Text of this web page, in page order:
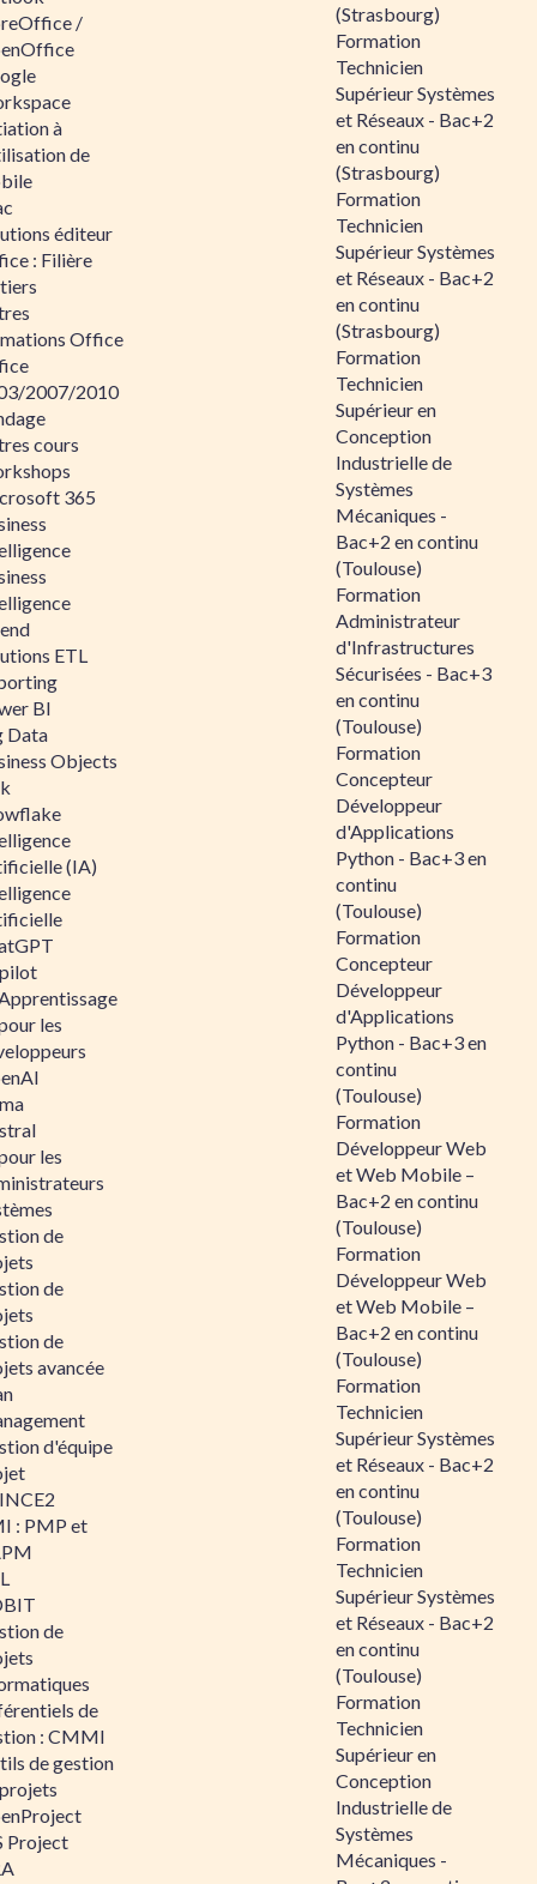
/
à
de
éditeur
: Filière
Office
2007/2010
cours
365
ETL
BI
Data
Objects
(IA)
les
les
de
de
de
avancée
d'équipe
: PMP et
de
de
: CMMI
de gestion
Project
(Strasbourg)
Formation
Technicien
Supérieur Systèmes
et Réseaux - Bac+2
en continu
(Strasbourg)
Formation
Technicien
Supérieur Systèmes
et Réseaux - Bac+2
en continu
(Strasbourg)
Formation
Technicien
Supérieur en
Conception
Industrielle de
Systèmes
Mécaniques -
Bac+2 en continu
(Toulouse)
Formation
Administrateur
d'Infrastructures
Sécurisées - Bac+3
en continu
(Toulouse)
Formation
Concepteur
Développeur
d'Applications
Python - Bac+3 en
continu
(Toulouse)
Formation
Concepteur
Développeur
d'Applications
Python - Bac+3 en
continu
(Toulouse)
Formation
Développeur Web
et Web Mobile –
Bac+2 en continu
(Toulouse)
Formation
Développeur Web
et Web Mobile –
Bac+2 en continu
(Toulouse)
Formation
Technicien
Supérieur Systèmes
et Réseaux - Bac+2
en continu
(Toulouse)
Formation
Technicien
Supérieur Systèmes
et Réseaux - Bac+2
en continu
(Toulouse)
Formation
Technicien
Supérieur en
Conception
Industrielle de
Systèmes
Mécaniques -